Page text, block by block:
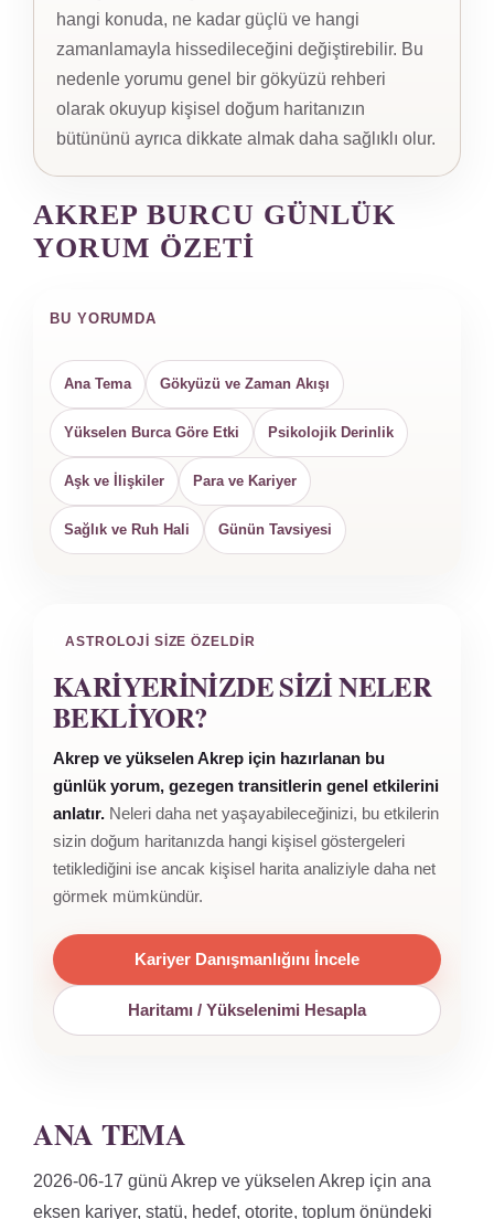
hangi konuda, ne kadar güçlü ve hangi
zamanlamayla hissedileceğini değiştirebilir. Bu
nedenle yorumu genel bir gökyüzü rehberi
olarak okuyup kişisel doğum haritanızın
bütününü ayrıca dikkate almak daha sağlıklı olur.
AKREP BURCU GÜNLÜK
YORUM ÖZETI
BU YORUMDA
Ana Tema Gökyüzü ve Zaman Akışı
Yükselen Burca Göre Etki Psikolojik Derinlik
Aşk ve İlişkiler Para ve Kariyer
Sağlık ve Ruh Hali Günün Tavsiyesi
ASTROLOJI SIZE ÖZELDIR
KARIYERINIZDE SIZI NELER
BEKLIYOR?
Akrep ve yükselen Akrep için hazırlanan bu
günlük yorum, gezegen transitlerin genel etkilerini
anlatır. Neleri daha net yaşayabileceğinizi, bu etkilerin
sizin doğum haritanızda hangi kişisel göstergeleri
tetiklediğini ise ancak kişisel harita analiziyle daha net
görmek mümkündür.
Kariyer Danışmanlığını İncele
Haritamı / Yükselenimi Hesapla
ANA TEMA
2026-06-17 günü Akrep ve yükselen Akrep için ana
eksen kariyer, statü, hedef, otorite, toplum önündeki